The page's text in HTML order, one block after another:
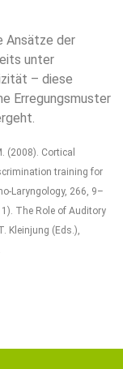
Ansätze der
unter
– diese
Erregungsmuster
(2008). Cortical
training for
Laryngology, 266, 9–
The Role of Auditory
Kleinjung (Eds.),